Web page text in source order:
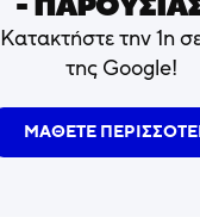
Κατακτήστε την 1η
της Google!
ΜΑΘΕΤΕ